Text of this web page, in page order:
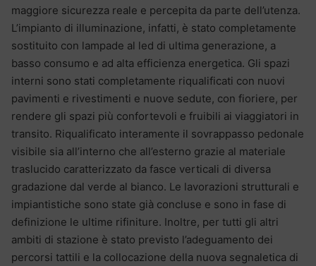
maggiore sicurezza reale e percepita da parte dell’utenza.
L’impianto di illuminazione, infatti, è stato completamente
sostituito con lampade al led di ultima generazione, a
basso consumo e ad alta efficienza energetica. Gli spazi
interni sono stati completamente riqualificati con nuovi
pavimenti e rivestimenti e nuove sedute, con fioriere, per
rendere gli spazi più confortevoli e fruibili ai viaggiatori in
transito. Riqualificato interamente il sovrappasso pedonale
visibile sia all’interno che all’esterno grazie al materiale
traslucido caratterizzato da fasce verticali di diversa
gradazione dal verde al bianco. Le lavorazioni strutturali e
impiantistiche sono state già concluse e sono in fase di
definizione le ultime rifiniture. Inoltre, per tutti gli altri
ambiti di stazione è stato previsto l’adeguamento dei
percorsi tattili e la collocazione della nuova segnaletica di